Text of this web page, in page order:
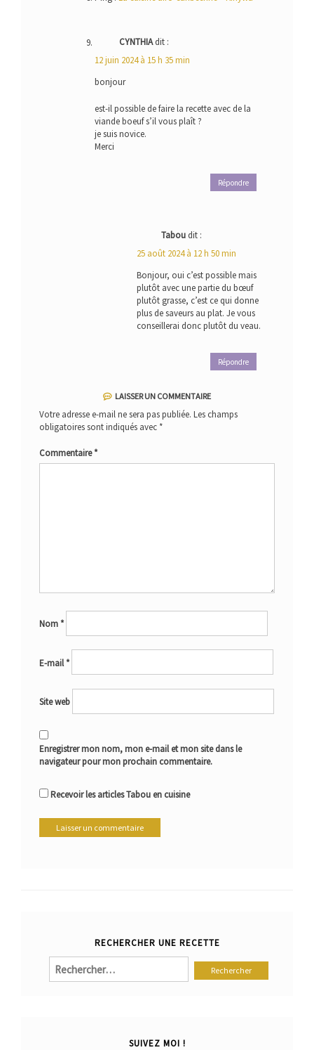
CYNTHIA dit :
12 juin 2024 à 15 h 35 min
bonjour
est-il possible de faire la recette avec de la
viande boeuf s’il vous plaît ?
je suis novice.
Merci
Répondre
Tabou dit :
25 août 2024 à 12 h 50 min
Bonjour, oui c’est possible mais
plutôt avec une partie du bœuf
plutôt grasse, c’est ce qui donne
plus de saveurs au plat. Je vous
conseillerai donc plutôt du veau.
Répondre
LAISSER UN COMMENTAIRE
Votre adresse e-mail ne sera pas publiée. Les champs
obligatoires sont indiqués avec *
Commentaire*
Nom*
E-mail*
Site web
Enregistrer mon nom, mon e-mail et mon site dans le
navigateur pour mon prochain commentaire.
Recevoir les articles Tabou en cuisine
RECHERCHER UNE RECETTE
Rechercher :
SUIVEZ MOI !